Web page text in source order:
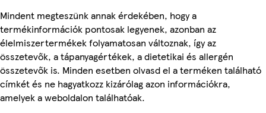
Mindent megteszünk annak érdekében, hogy a
termékinformációk pontosak legyenek, azonban az
élelmiszertermékek folyamatosan változnak, így az
összetevők, a tápanyagértékek, a dietetikai és allergén
összetevők is. Minden esetben olvasd el a terméken található
címkét és ne hagyatkozz kizárólag azon információkra,
amelyek a weboldalon találhatóak.